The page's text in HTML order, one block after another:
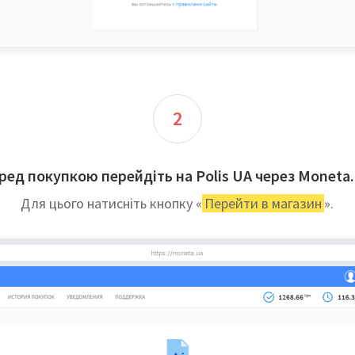
2
покупкою перейдіть на Polis UA через
Для цього натисніть кнопку « Перейти в магазин ».